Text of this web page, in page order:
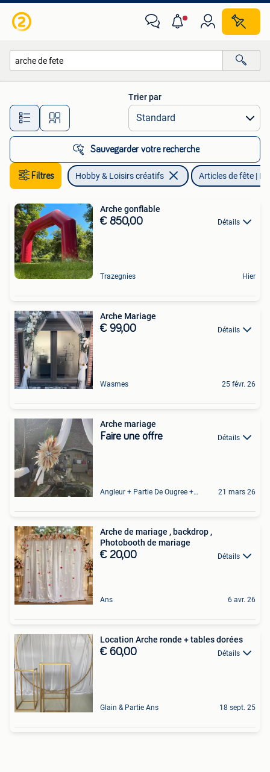
Toutes les distances…
Trier par
Sauvegarder votre recherche
Filtres Hobby & Loisirs créatifs Articles de fête |
Arche gonflable
€ 850,00 Détails
Trazegnies Hier
Arche Mariage
€ 99,00 Détails
Wasmes 25 févr. 26
Arche mariage
Faire une offre Détails
Angleur + Partie De Ougree + Partie De Tilff Et De Embourg 21 mars 26
Arche de mariage , backdrop ,
Photobooth de mariage
€ 20,00 Détails
Ans 6 avr. 26
Location Arche ronde + tables dorées
€ 60,00 Détails
Glain & Partie Ans 18 sept. 25